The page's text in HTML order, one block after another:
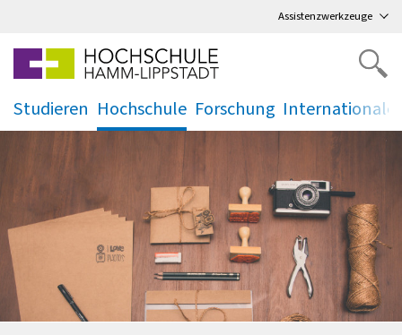
Assistenzwerkzeuge
Studieren
.
Hochschule
.
Forschung
. .